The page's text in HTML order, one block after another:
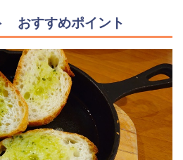
おすすめポイント